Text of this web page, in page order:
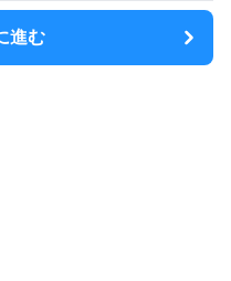
進む
進む